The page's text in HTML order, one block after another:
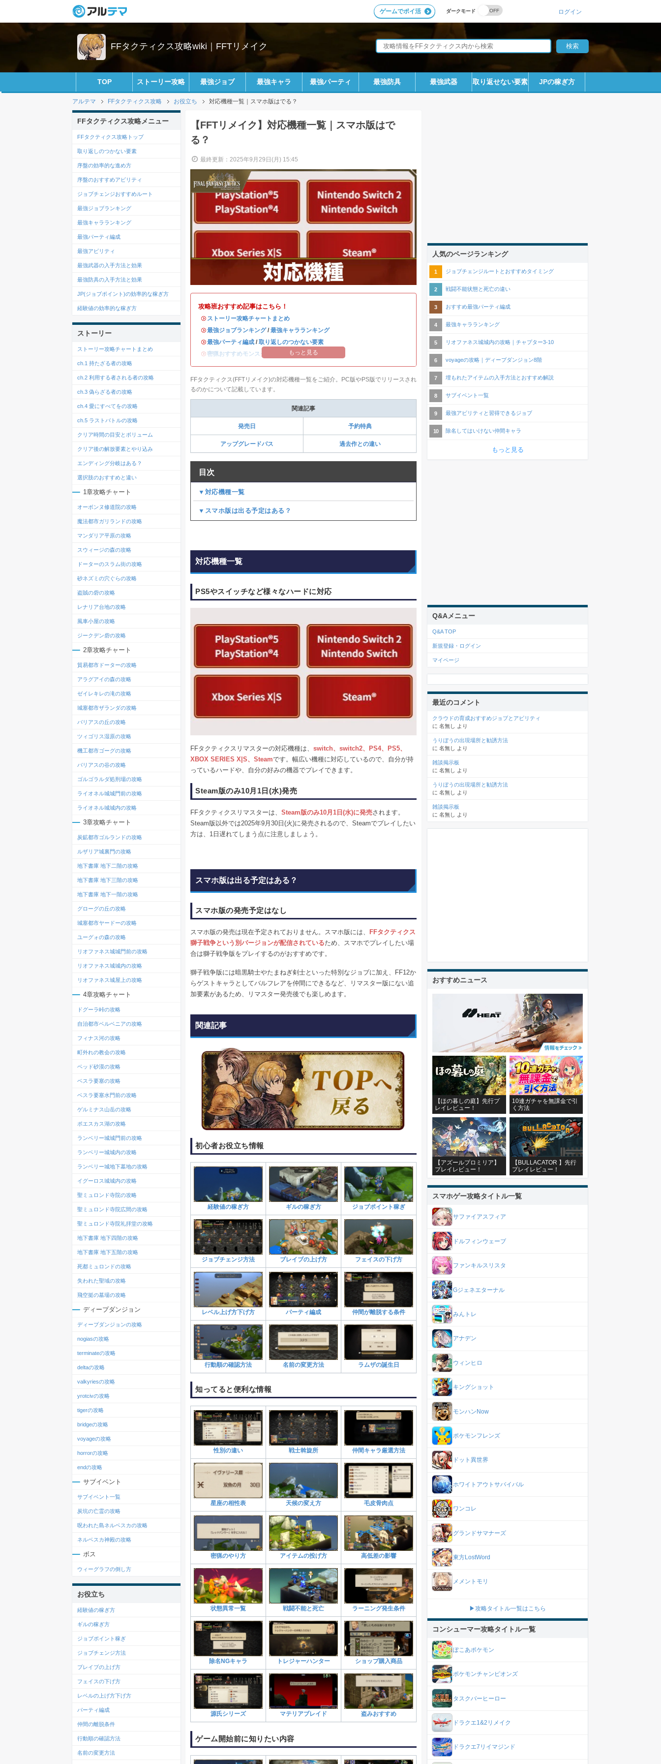
ダークモード
ゲームでポイ活 ログイン
FFタクティクス攻略wiki｜FFTリメイク
TOP ストーリー攻略 最強ジョブ 最強キャラ 最強パーティ 最強防具 最強武器 取り返せない要素 JPの稼ぎ方
アルテマ FFタクティクス攻略 お役立ち 対応機種一覧｜スマホ版はでる？
【FFTリメイク】対応機種一覧｜スマホ版はで
る？
最終更新：2025年9月29日(月) 15:45
攻略班おすすめ記事はこちら！
・ ストーリー攻略チャートまとめ
・最強ジョブランキング/ 最強キャラランキング
・最強パーティ編成 / 取り返しのつかない要素
・ 密猟おすすめモンスター ディープダンジョン攻略
もっと見る
FFタクティクス(FFTリメイク)の対応機種一覧をご紹介。PC版やPS版でリリースされ
るのかについて記載しています。
関連記事
発売日 予約特典
アップグレードパス 過去作との違い
目次
▼対応機種一覧
▼スマホ版は出る予定はある？
対応機種一覧
PS5やスイッチなど様々なハードに対応
FFタクティクスリマスターの対応機種は、 switch、switch2、PS4、PS5、
XBOX SERIES X|S、Steamです。幅広い機種に対応しているので、自分が持
っているハードや、自分の好みの機器でプレイできます。
Steam版のみ10月1日(水)発売
FFタクティクスリマスターは、 Steam版のみ10月1日(水)に発売されます。
Steam版以外では2025年9月30日(火)に発売されるので、Steamでプレイしたい
方は、1日遅れてしまう点に注意しましょう。
スマホ版は出る予定はある？
スマホ版の発売予定はなし
スマホ版の発売は現在予定されておりません。スマホ版には、
FFタクティクス
獅子戦争という別バージョンが配信されているため、スマホでプレイしたい場
合は獅子戦争版をプレイするのがおすすめです。
獅子戦争版には暗黒騎士やたまねぎ剣士といった特別なジョブに加え、FF12か
らゲストキャラとしてバルフレアを仲間にできるなど、リマスター版にない追
加要素があるため、リマスター発売後でも楽しめます。
関連記事
初心者お役立ち情報
経験値の稼ぎ方 ギルの稼ぎ方 ジョブポイント稼ぎ
ジョブチェンジ方法 ブレイブの上げ方 フェイスの下げ方
レベル上げ方下げ方 パーティ編成 仲間が離脱する条件
行動順の確認方法 名前の変更方法 ラムザの誕生日
知ってると便利な情報
性別の違い 戦士斡旋所 仲間キャラ厳選方法
星座の相性表 天候の変え方 毛皮骨肉点
密猟のやり方 アイテムの投げ方 高低差の影響
状態異常一覧 戦闘不能と死亡 ラーニング発生条件
除名NGキャラ トレジャーハンター ショップ購入商品
源氏シリーズ マテリアブレイド 盗みおすすめ
ゲーム開始前に知りたい内容
FFタクティクス攻略メニュー
FFタクティクス攻略トップ
取り返しのつかない要素
序盤の効率的な進め方
序盤のおすすめアビリティ
ジョブチェンジおすすめルート
最強ジョブランキング
最強キャラランキング
最強パーティ編成
最強アビリティ
最強武器の入手方法と効果
最強防具の入手方法と効果
JP(ジョブポイント)の効率的な稼ぎ方
経験値の効率的な稼ぎ方
ストーリー
ストーリー攻略チャートまとめ
ch.1 持たざる者の攻略
ch.2 利用する者される者の攻略
ch.3 偽らざる者の攻略
ch.4 愛にすべてをの攻略
ch.5 ラストバトルの攻略
クリア時間の目安とボリューム
クリア後の解放要素とやり込み
エンディング分岐はある？
選択肢のおすすめと違い
1章攻略チャート
オーボンヌ修道院の攻略
魔法都市ガリランドの攻略
マンダリア平原の攻略
スウィージの森の攻略
ドーターのスラム街の攻略
砂ネズミの穴ぐらの攻略
盗賊の砦の攻略
レナリア台地の攻略
風車小屋の攻略
ジークデン砦の攻略
2章攻略チャート
貿易都市ドーターの攻略
アラグアイの森の攻略
ゼイレキレの滝の攻略
城塞都市ザランダの攻略
バリアスの丘の攻略
ツィゴリス湿原の攻略
機工都市ゴーグの攻略
バリアスの谷の攻略
ゴルゴラルダ処刑場の攻略
ライオネル城城門前の攻略
ライオネル城城内の攻略
3章攻略チャート
炭鉱都市ゴルランドの攻略
ルザリア城裏門の攻略
地下書庫 地下二階の攻略
地下書庫 地下三階の攻略
地下書庫 地下一階の攻略
グローグの丘の攻略
城塞都市ヤードーの攻略
ユーグォの森の攻略
リオファネス城城門前の攻略
リオファネス城城内の攻略
リオファネス城屋上の攻略
4章攻略チャート
ドグーラ峠の攻略
自治都市ベルベニアの攻略
フィナス河の攻略
町外れの教会の攻略
ベッド砂漠の攻略
ベスラ要塞の攻略
ベスラ要塞水門前の攻略
ゲルミナス山岳の攻略
ポエスカス湖の攻略
ランベリー城城門前の攻略
ランベリー城城内の攻略
ランベリー城地下墓地の攻略
イグーロス城城内の攻略
聖ミュロンド寺院の攻略
聖ミュロンド寺院広間の攻略
聖ミュロンド寺院礼拝堂の攻略
地下書庫 地下四階の攻略
地下書庫 地下五階の攻略
死都ミュロンドの攻略
失われた聖域の攻略
飛空挺の墓場の攻略
ディープダンジョン
ディープダンジョンの攻略
nogiasの攻略
terminateの攻略
deltaの攻略
valkyriesの攻略
yrotcivの攻略
tigerの攻略
bridgeの攻略
voyageの攻略
horrorの攻略
endの攻略
サブイベント
サブイベント一覧
炭坑の亡霊の攻略
呪われた島ネルベスカの攻略
ネルベスカ神殿の攻略
ボス
ウィーグラフの倒し方
お役立ち
経験値の稼ぎ方
ギルの稼ぎ方
ジョブポイント稼ぎ
ジョブチェンジ方法
ブレイブの上げ方
フェイスの下げ方
レベルの上げ方下げ方
パーティ編成
仲間の離脱条件
行動順の確認方法
名前の変更方法
人気のページランキング
ジョブチェンジルートとおすすめタイミング
戦闘不能状態と死亡の違い
おすすめ最強パーティ編成
最強キャラランキング
リオファネス城城内の攻略｜チャプター3-10
voyageの攻略｜ディープダンジョン8階
埋もれたアイテムの入手方法とおすすめ解説
サブイベント一覧
最強アビリティと習得できるジョブ
除名してはいけない仲間キャラ
もっと見る
Q&Aメニュー
Q&A TOP
新規登録・ログイン
マイページ
最近のコメント
クラウドの育成おすすめジョブとアビリティ
に 名無し より
うりぼうの出現場所と勧誘方法
に 名無し より
雑談掲示板
に 名無し より
うりぼうの出現場所と勧誘方法
に 名無し より
雑談掲示板
に 名無し より
おすすめニュース
【ほの暮しの庭】先行プ
レイレビュー！
10連ガチャを無課金で引
く方法
【アズールプロミリア】
プレイレビュー！
【BULLACATOR 】先行
プレイレビュー！
スマホゲー攻略タイトル一覧
サファイアスフィア
ドルフィンウェーブ
ファンキルスリスタ
Gジェネエターナル
みんトレ
アナデン
ウィンヒロ
キングショット
モンハンNow
ポケモンフレンズ
ドット異世界
ホワイトアウトサバイバル
ワンコレ
グランドサマナーズ
東方LostWord
メメントモリ
▶攻略タイトル一覧はこちら
コンシューマー攻略タイトル一覧
ぽこあポケモン
ポケモンチャンピオンズ
タスクバーヒーロー
ドラクエ1&2リメイク
ドラクエ7リイマジンド